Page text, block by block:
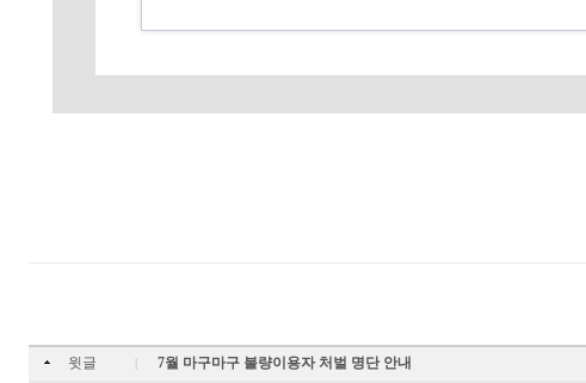
윗글 | 7월 마구마구 불량이용자 처벌 명단 안내